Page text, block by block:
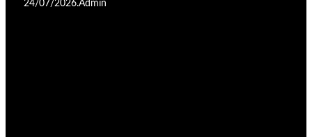
24/07/2026.Admin